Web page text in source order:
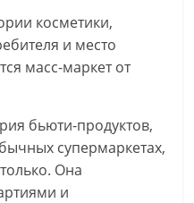
косметики,
и место
масс-маркет от
бьюти-продуктов,
супермаркетах,
Она
и